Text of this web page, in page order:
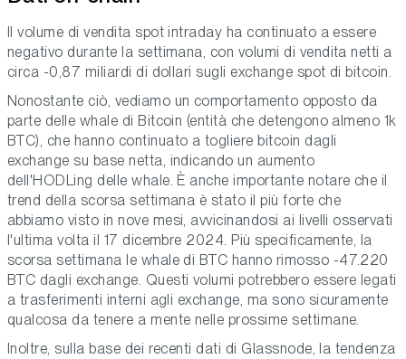
Il volume di vendita spot intraday ha continuato a essere
negativo durante la settimana, con volumi di vendita netti a
circa -0,87 miliardi di dollari sugli exchange spot di bitcoin.
Nonostante ciò, vediamo un comportamento opposto da
parte delle whale di Bitcoin (entità che detengono almeno 1k
BTC), che hanno continuato a togliere bitcoin dagli
exchange su base netta, indicando un aumento
dell'HODLing delle whale. È anche importante notare che il
trend della scorsa settimana è stato il più forte che
abbiamo visto in nove mesi, avvicinandosi ai livelli osservati
l'ultima volta il 17 dicembre 2024. Più specificamente, la
scorsa settimana le whale di BTC hanno rimosso -47.220
BTC dagli exchange. Questi volumi potrebbero essere legati
a trasferimenti interni agli exchange, ma sono sicuramente
qualcosa da tenere a mente nelle prossime settimane.
Inoltre, sulla base dei recenti dati di Glassnode, la tendenza